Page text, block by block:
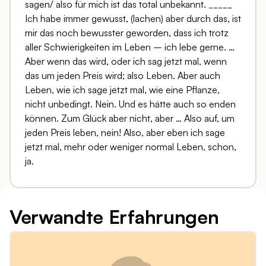
sagen/ also für mich ist das total unbekannt. _____
Ich habe immer gewusst, (lachen) aber durch das, ist
mir das noch bewusster geworden, dass ich trotz
aller Schwierigkeiten im Leben – ich lebe gerne. …
Aber wenn das wird, oder ich sag jetzt mal, wenn
das um jeden Preis wird; also Leben. Aber auch
Leben, wie ich sage jetzt mal, wie eine Pflanze,
nicht unbedingt. Nein. Und es hätte auch so enden
können. Zum Glück aber nicht, aber … Also auf, um
jeden Preis leben, nein! Also, aber eben ich sage
jetzt mal, mehr oder weniger normal Leben, schon,
ja.
Verwandte Erfahrungen